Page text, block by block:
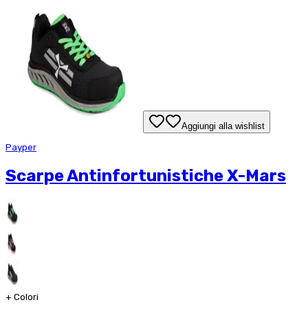
Aggiungi alla wishlist
Payper
Scarpe Antinfortunistiche X-Mars
+ Colori